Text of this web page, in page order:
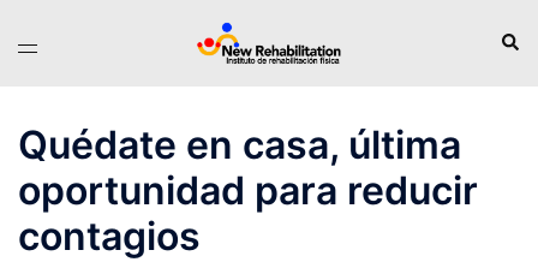
Alternar
Quédate en casa, última
oportunidad para reducir
contagios